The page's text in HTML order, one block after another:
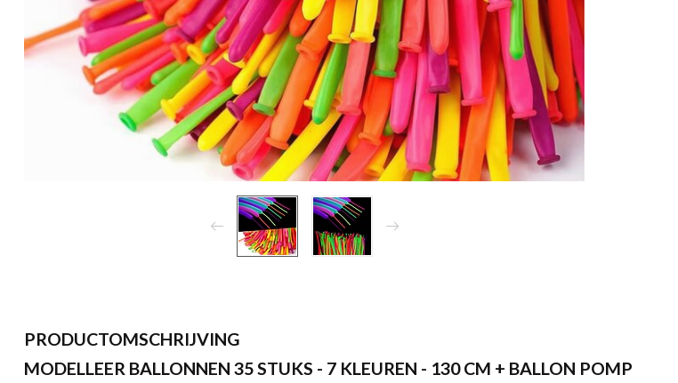
PRODUCTOMSCHRIJVING
MODELLEER BALLONNEN 35 STUKS - 7 KLEUREN - 130 CM + BALLON POMP